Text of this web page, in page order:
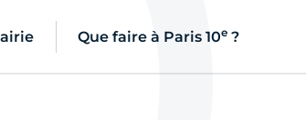
Que faire à Paris 10e ?